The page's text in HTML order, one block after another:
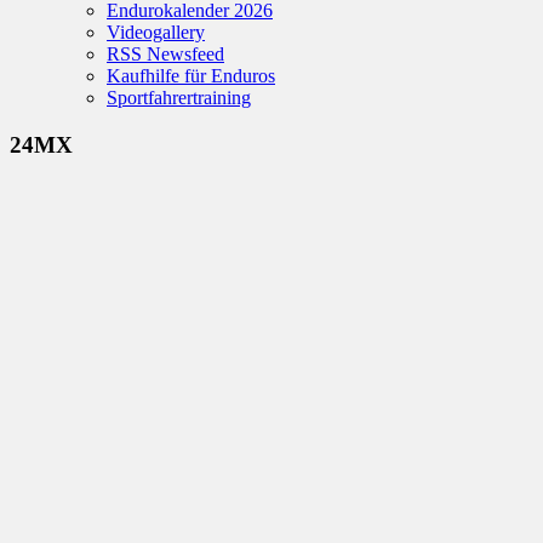
Endurokalender 2026
Videogallery
RSS Newsfeed
Kaufhilfe für Enduros
Sportfahrertraining
24MX